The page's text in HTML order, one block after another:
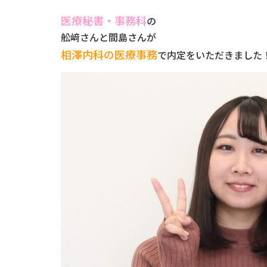
医療秘書・事務科の
舩﨑さんと間島さんが
相澤内科の医療事務で内定をいただきました